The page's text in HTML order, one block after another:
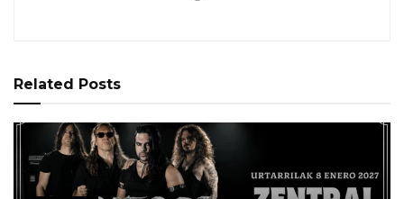
Related Posts